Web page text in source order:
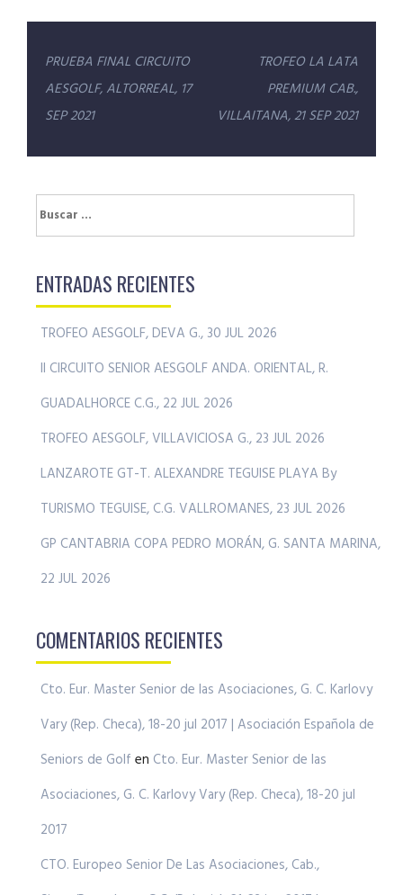
Navegación
de
entradas
PRUEBA FINAL CIRCUITO
AESGOLF, ALTORREAL, 17
SEP 2021
TROFEO LA LATA
PREMIUM CAB.,
VILLAITANA, 21 SEP 2021
Buscar:
ENTRADAS RECIENTES
TROFEO AESGOLF, DEVA G., 30 JUL 2026
II CIRCUITO SENIOR AESGOLF ANDA. ORIENTAL, R.
GUADALHORCE C.G., 22 JUL 2026
TROFEO AESGOLF, VILLAVICIOSA G., 23 JUL 2026
LANZAROTE GT-T. ALEXANDRE TEGUISE PLAYA By
TURISMO TEGUISE, C.G. VALLROMANES, 23 JUL 2026
GP CANTABRIA COPA PEDRO MORÁN, G. SANTA MARINA,
22 JUL 2026
COMENTARIOS RECIENTES
Cto. Eur. Master Senior de las Asociaciones, G. C. Karlovy
Vary (Rep. Checa), 18-20 jul 2017 | Asociación Española de
Seniors de Golf en Cto. Eur. Master Senior de las
Asociaciones, G. C. Karlovy Vary (Rep. Checa), 18-20 jul
2017
CTO. Europeo Senior De Las Asociaciones, Cab.,